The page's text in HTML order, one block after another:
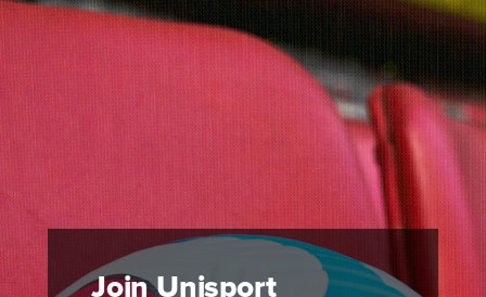
Join Unisport